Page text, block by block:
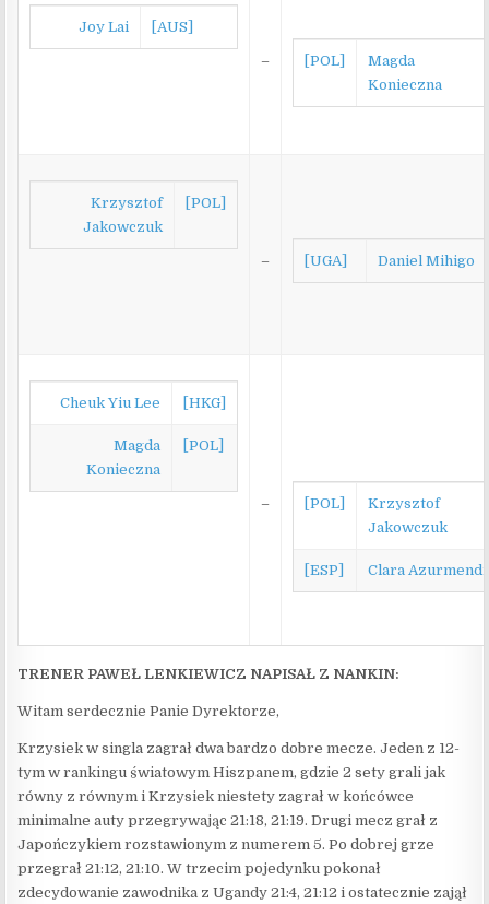
Joy Lai [AUS]
– [POL]
Magda
Konieczna
Krzysztof
Jakowczuk
[POL]
– [UGA] Daniel Mihigo
Cheuk Yiu Lee [HKG]
Magda
Konieczna
[POL]
– [POL]
Krzysztof
Jakowczuk
[ESP] Clara Azurmendi
TRENER PAWEŁ LENKIEWICZ NAPISAŁ Z NANKIN:
Witam serdecznie Panie Dyrektorze,
Krzysiek w singla zagrał dwa bardzo dobre mecze. Jeden z 12-
tym w rankingu światowym Hiszpanem, gdzie 2 sety grali jak
równy z równym i Krzysiek niestety zagrał w końcówce
minimalne auty przegrywając 21:18, 21:19. Drugi mecz grał z
Japończykiem rozstawionym z numerem 5. Po dobrej grze
przegrał 21:12, 21:10. W trzecim pojedynku pokonał
zdecydowanie zawodnika z Ugandy 21:4, 21:12 i ostatecznie zajął